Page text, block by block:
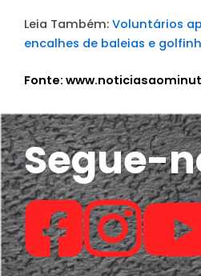
Leia Também: Voluntários
encalhes de baleias e
Fonte:
Segue-